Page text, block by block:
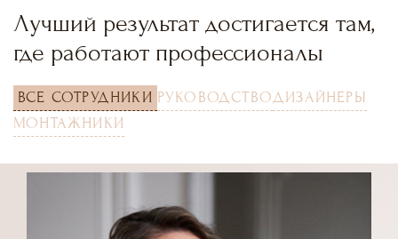
Лучший результат достигается там,
где работают профессионалы
ВСЕ СОТРУДНИКИ РУКОВОДСТВО ДИЗАЙНЕРЫ
МОНТАЖНИКИ